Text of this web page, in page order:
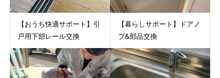
【おうち快適サポート】引
戸用下部レール交換
【暮らしサポート】ドアノ
ブ&部品交換